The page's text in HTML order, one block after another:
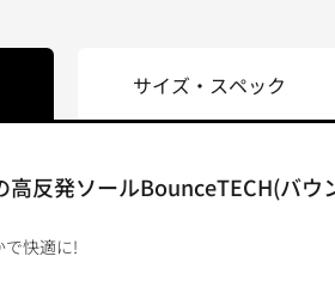
高反発ソールBounceTECH(バウ
快適に!
サイズ・スペック